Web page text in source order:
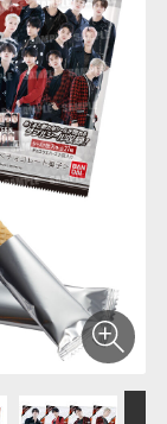
モンスケールワ